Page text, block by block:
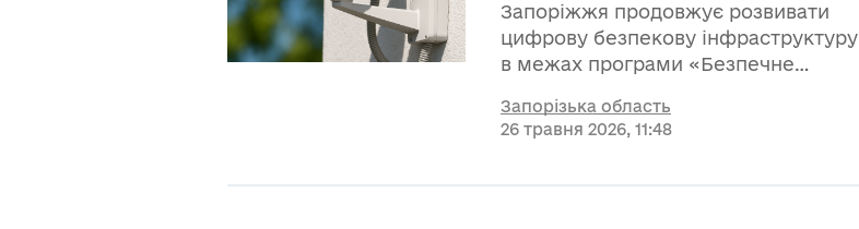
Запоріжжя продовжує розвивати
цифрову безпекову інфраструктуру
в межах програми «Безпечне
масштабування системи на паркові
зони, щоб зробити громадські
Запорізька область
26 травня 2026, 11:48